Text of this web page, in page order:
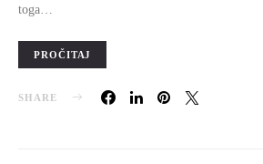
toga…
PROČITAJ
SHARE